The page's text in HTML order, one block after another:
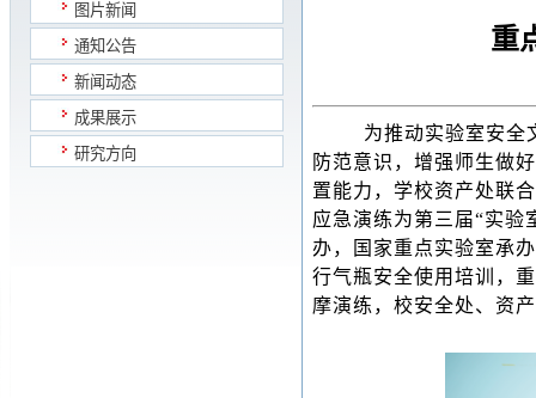
图片新闻
通知公告
新闻动态
成果展示
研究方向
重
为推动实验室安全
防范意识，增强师生做
置能力，学校资产处联
应急演练为第三届“实验
办，国家重点实验室承
行气瓶安全使用培训，
摩演练，校安全处、资